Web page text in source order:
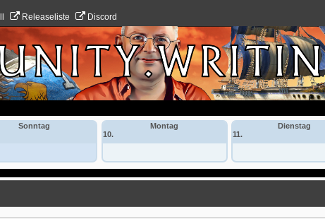
Releaseliste Discord
Sonntag
Montag
10.
Dienstag
11.